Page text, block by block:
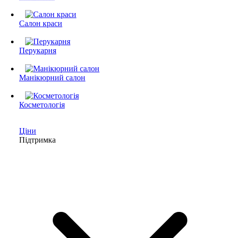
Салон краси
Перукарня
Манікюрний салон
Косметологія
Ціни
Підтримка